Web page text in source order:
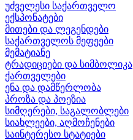
უძველესი საქართველო
ექსპონატები
მითები და ლეგენდები
საქართველოს მეფეები
მემატიანე
ტრადიციები და სიმბოლიკა
ქართველები
ენა და დამწერლობა
პროზა და პოეზია
სიმღერები, საგალობლები
სიახლეები, აღმოჩენები
საინტერესო სტატიები